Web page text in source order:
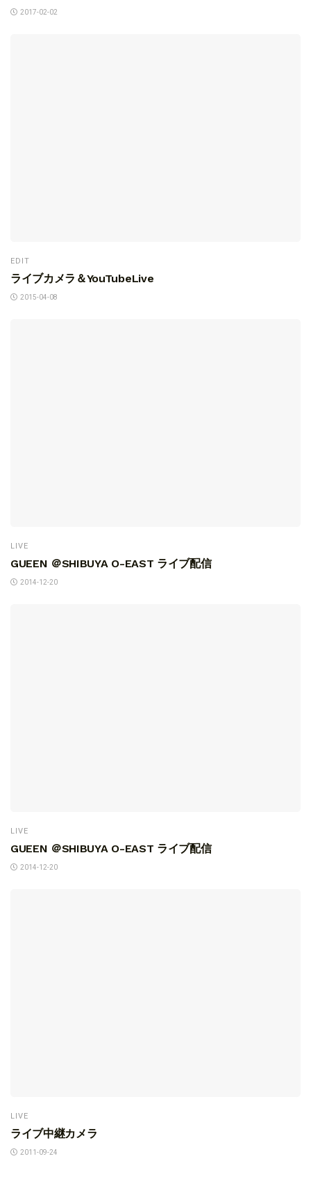
2017-02-02
EDIT
ライブカメラ＆YouTubeLive
2015-04-08
LIVE
GUEEN ＠SHIBUYA O-EAST ライブ配信
2014-12-20
LIVE
GUEEN ＠SHIBUYA O-EAST ライブ配信
2014-12-20
LIVE
ライブ中継カメラ
2011-09-24